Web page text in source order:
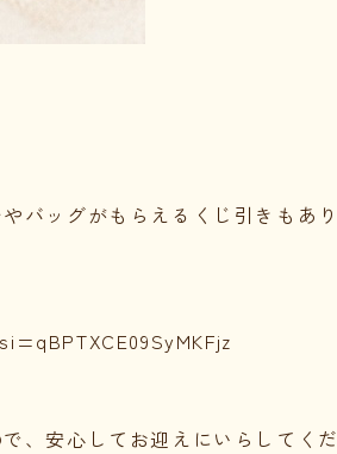
バッグがもらえるくじ引きもあり
、安心してお迎えにいらしてくだ